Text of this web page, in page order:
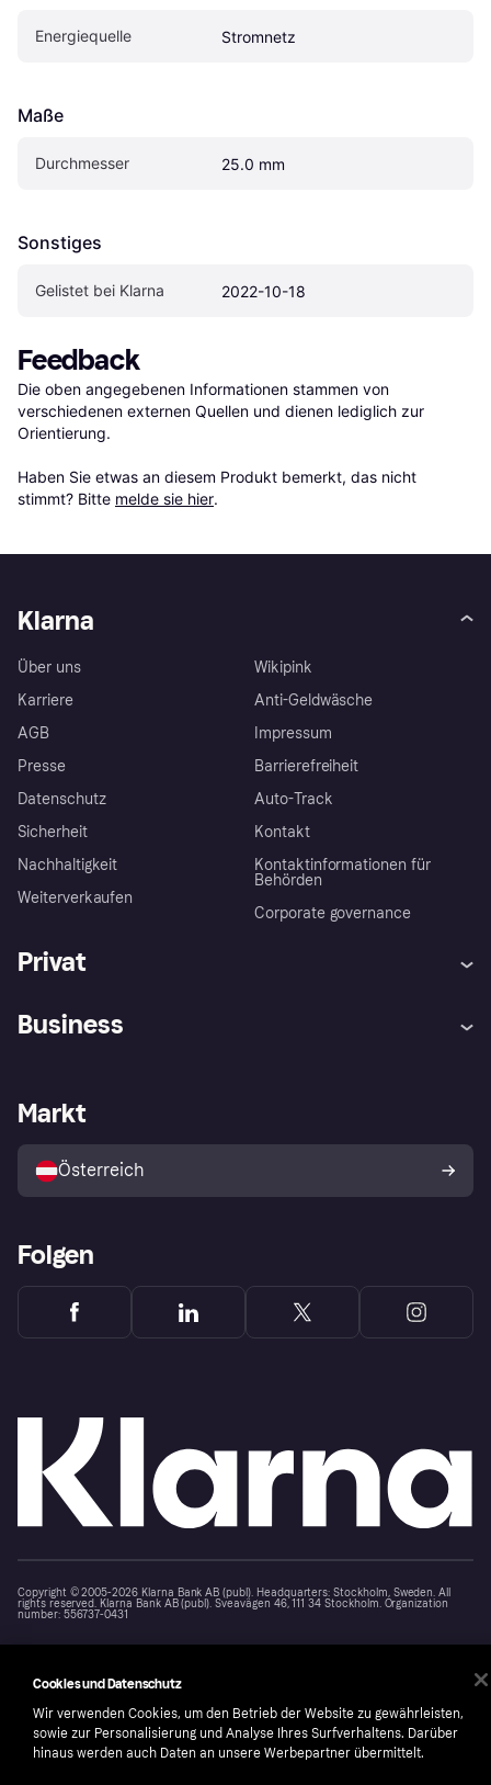
Energiequelle Stromnetz
Maße
Durchmesser 25.0 mm
Sonstiges
Gelistet bei Klarna 2022-10-18
Feedback
Die oben angegebenen Informationen stammen von
verschiedenen externen Quellen und dienen lediglich zur
Orientierung.
Haben Sie etwas an diesem Produkt bemerkt, das nicht
stimmt? Bitte melde sie hier.
Klarna
Über uns
Karriere
AGB
Presse
Datenschutz
Sicherheit
Nachhaltigkeit
Weiterverkaufen
Wikipink
Anti-Geldwäsche
Impressum
Barrierefreiheit
Auto-Track
Kontakt
Kontaktinformationen für
Behörden
Corporate governance
Privat
Shops entdecken
Business
Händlerportal
Markt
Österreich
Folgen
Copyright © 2005-2026 Klarna Bank AB (publ). Headquarters: Stockholm, Sweden. All
rights reserved. Klarna Bank AB (publ). Sveavägen 46, 111 34 Stockholm. Organization
number: 556737-0431
Cookies und Datenschutz
Wir verwenden Cookies, um den Betrieb der Website zu gewährleisten,
sowie zur Personalisierung und Analyse Ihres Surfverhaltens. Darüber
hinaus werden auch Daten an unsere Werbepartner übermittelt.